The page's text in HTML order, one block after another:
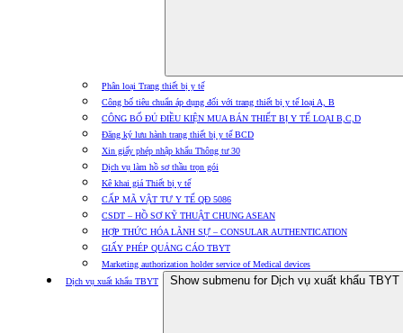
Phân loại Trang thiết bị y tế
Công bố tiêu chuẩn áp dụng đối với trang thiết bị y tế loại A, B
CÔNG BỐ ĐỦ ĐIỀU KIỆN MUA BÁN THIẾT BỊ Y TẾ LOẠI B,C,D
Đăng ký lưu hành trang thiết bị y tế BCD
Xin giấy phép nhập khẩu Thông tư 30
Dịch vụ làm hồ sơ thầu trọn gói
Kê khai giá Thiết bị y tế
CẤP MÃ VẬT TƯ Y TẾ QĐ 5086
CSDT – HỒ SƠ KỸ THUẬT CHUNG ASEAN
HỢP THỨC HÓA LÃNH SỰ – CONSULAR AUTHENTICATION
GIẤY PHÉP QUẢNG CÁO TBYT
Marketing authorization holder service of Medical devices
Dịch vụ xuất khẩu TBYT
Show submenu for Dịch vụ xuất khẩu TBYT